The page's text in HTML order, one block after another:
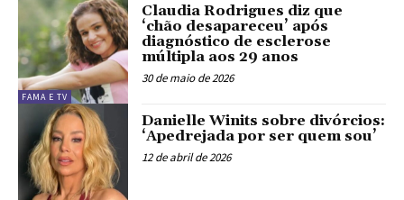
FAMA E TV
Claudia Rodrigues diz que
‘chão desapareceu’ após
diagnóstico de esclerose
múltipla aos 29 anos
30 de maio de 2026
Danielle Winits sobre divórcios:
‘Apedrejada por ser quem sou’
12 de abril de 2026